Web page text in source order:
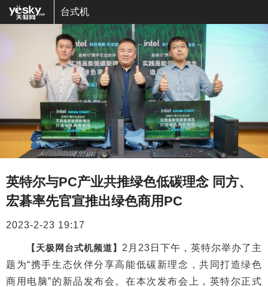
台式机
英特尔与PC产业共推绿色低碳理念 同方、
宏碁率先官宣推出绿色商用PC
2023-2-23 19:17
【天极网台式机频道】 2月23日下午，英特尔举办了主
题为“携手生态伙伴分享高能低碳新理念，共同打造绿色
商用电脑”的新品发布会。在本次发布会上，英特尔正式